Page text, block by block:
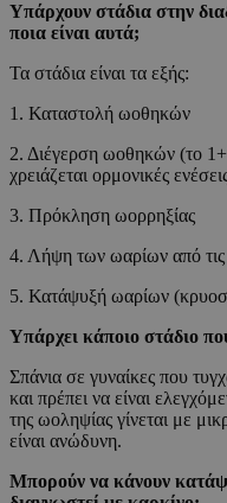
Υπάρχουν στάδια στην
ποια είναι αυτά;
Τα στάδια είναι τα εξής:
1. Καταστολή ωοθηκών
2. Διέγερση ωοθηκών (το
χρειάζεται ορμονικές
3. Πρόκληση ωορρηξίας
4. Λήψη των ωαρίων από
5. Κατάψυξή ωαρίων
Υπάρχει κάποιο στάδιο
Σπάνια σε γυναίκες που
και πρέπει να είναι
της ωοληψίας γίνεται με
είναι ανώδυνη.
Μπορούν να κάνουν